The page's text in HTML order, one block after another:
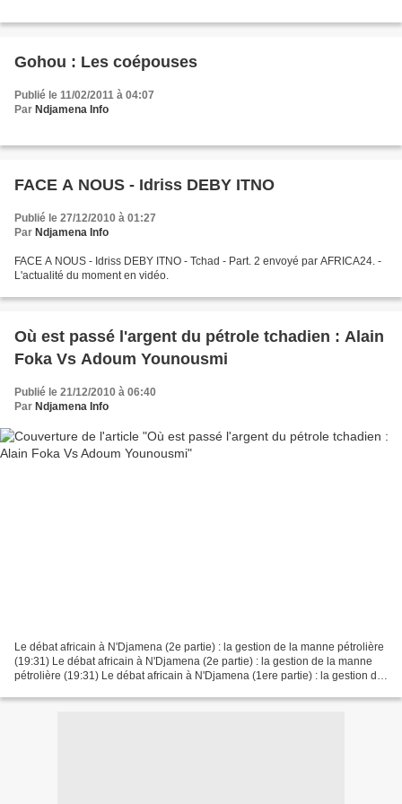
Gohou : Les coépouses
Publié le 11/02/2011 à 04:07
Par Ndjamena Info
FACE A NOUS - Idriss DEBY ITNO
Publié le 27/12/2010 à 01:27
Par Ndjamena Info
FACE A NOUS - Idriss DEBY ITNO - Tchad - Part. 2 envoyé par AFRICA24. -
L'actualité du moment en vidéo.
Où est passé l'argent du pétrole tchadien : Alain
Foka Vs Adoum Younousmi
Publié le 21/12/2010 à 06:40
Par Ndjamena Info
Le débat africain à N'Djamena (2e partie) : la gestion de la manne pétrolière
(19:31) Le débat africain à N'Djamena (2e partie) : la gestion de la manne
pétrolière (19:31) Le débat africain à N'Djamena (1ere partie) : la gestion de